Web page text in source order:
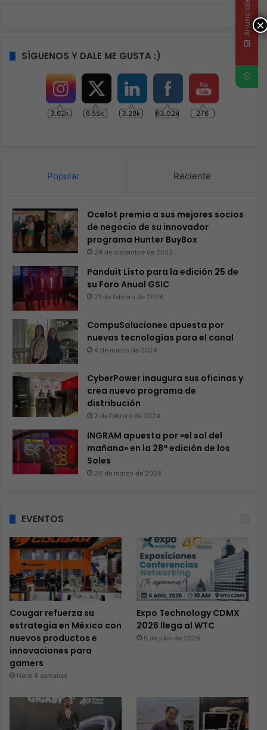
SÍGUENOS Y DALE ME GUSTA :)
3.62k 6.55k 3.28k 63.02k 276
Popular Reciente
Ocelot premia a sus mejores socios
de negocio de su innovador
programa Hunter BuyBox
29 de diciembre de 2023
Panduit Listo para la edición 25 de
su Foro Anual GSIC
21 de febrero de 2024
CompuSoluciones apuesta por
nuevas tecnologías para el canal
4 de marzo de 2024
CyberPower inaugura sus oficinas y
crea nuevo programa de
distribución
2 de febrero de 2024
INGRAM apuesta por «el sol del
mañana» en la 28ª edición de los
Soles
26 de marzo de 2024
EVENTOS
Cougar refuerza su
estrategia en México con
nuevos productos e
innovaciones para
gamers
Hace 4 semanas
Expo Technology CDMX
2026 llega al WTC
6 de julio de 2026
×
Anunciate